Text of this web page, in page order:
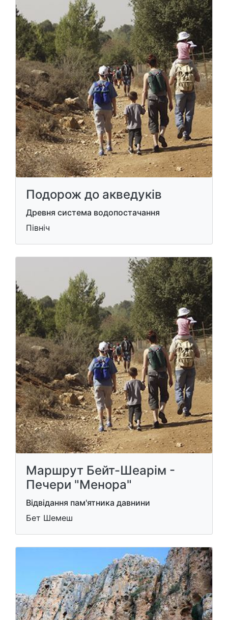
Подорож до акведуків
Древня система водопостачання
Північ
Маршрут Бейт-Шеарім -
Печери "Менора"
Відвідання пам'ятника давнини
Бет Шемеш